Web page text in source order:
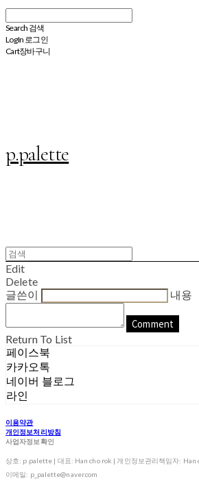
Search 검색
Log In 로그인
Cart장바구니
p.palette
Edit
Delete
글쓴이
내용
Comment
Return To List
페이스북
카카오톡
네이버 블로그
라인
이용약관
개인정보처리방침
사업자정보확인
상호: p.palette | 대표: Han cho rok | 개인정보관리책임자:
이메일: p_palette@naver.com